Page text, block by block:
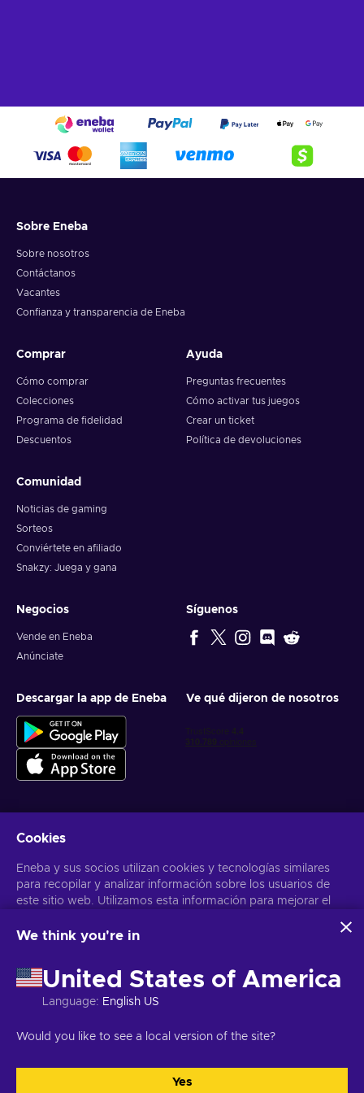
con una historia;
disfraces para completar con éxito las misiones;
Rico en historias - El juego se centra en la construcción de
Sobre Eneba
Sobre nosotros
Contáctanos
Vacantes
Confianza y transparencia de Eneba
Comprar
Cómo comprar
Colecciones
Programa de fidelidad
Descuentos
Ayuda
Preguntas frecuentes
Cómo activar tus juegos
Crear un ticket
Política de devoluciones
Comunidad
Noticias de gaming
Sorteos
Conviértete en afiliado
Snakzy: Juega y gana
Negocios
Vende en Eneba
Anúnciate
Síguenos
Descargar la app de Eneba Ve qué dijeron de nosotros
Obtén ofertas personalizadas de videojuegos
Suscribirse
Puedes darte de baja en cualquier momento. Visita el apartadoAviso
Copyright © 2026 Eneba. Todos los derechos reservados.
Cookies
Eneba y sus socios utilizan cookies y tecnologías similares
para recopilar y analizar información sobre los usuarios de
este sitio web. Utilizamos esta información para mejorar el
personales también pueden emplearse para personalizar los
Al hacer clic en «Aceptar todo», das tu consentimiento para
que Eneba y sus socios utilicen estas tecnologías. Puedes
ajustar tu consentimiento haciendo clic en «Personalizar»
tus datos, consulta la Seguridad y Privacidad de Google
We think you're in
United States of America
Language: English US
Would you like to see a local version of the site?
Yes